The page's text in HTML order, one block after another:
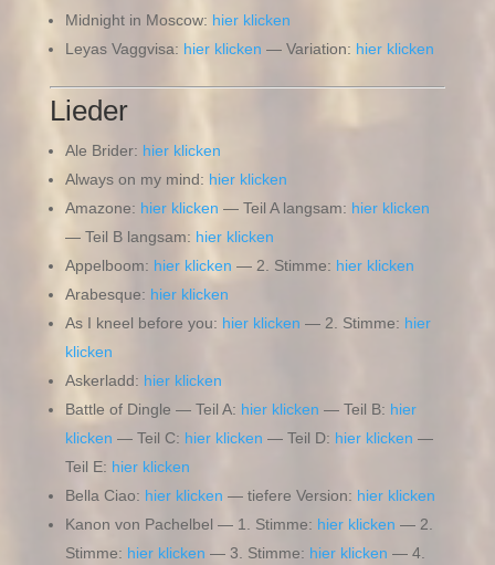
Midnight in Moscow: hier klicken
Leyas Vaggvisa: hier klicken — Variation: hier klicken
Lieder
Ale Brider: hier klicken
Always on my mind: hier klicken
Amazone: hier klicken — Teil A langsam: hier klicken
— Teil B langsam: hier klicken
Appelboom: hier klicken — 2. Stimme: hier klicken
Arabesque: hier klicken
As I kneel before you: hier klicken — 2. Stimme: hier
klicken
Askerladd: hier klicken
Battle of Dingle — Teil A: hier klicken — Teil B: hier
klicken — Teil C: hier klicken — Teil D: hier klicken —
Teil E: hier klicken
Bella Ciao: hier klicken — tiefere Version: hier klicken
Kanon von Pachelbel — 1. Stimme: hier klicken — 2.
Stimme: hier klicken — 3. Stimme: hier klicken — 4.